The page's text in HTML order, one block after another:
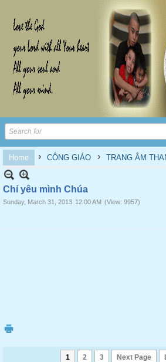
Home › CÔNG GIÁO › TRANG ÂM
Chỉ yêu mình Chúa
Sunday, March 31, 2013 12:00 AM (View: 9957)
1 2 3 Next Page